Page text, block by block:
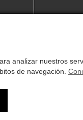
Albacete, Alicante,
Guipuzcoa, Huelva,
SL, una empresa
analizar nuestros
de navegación.